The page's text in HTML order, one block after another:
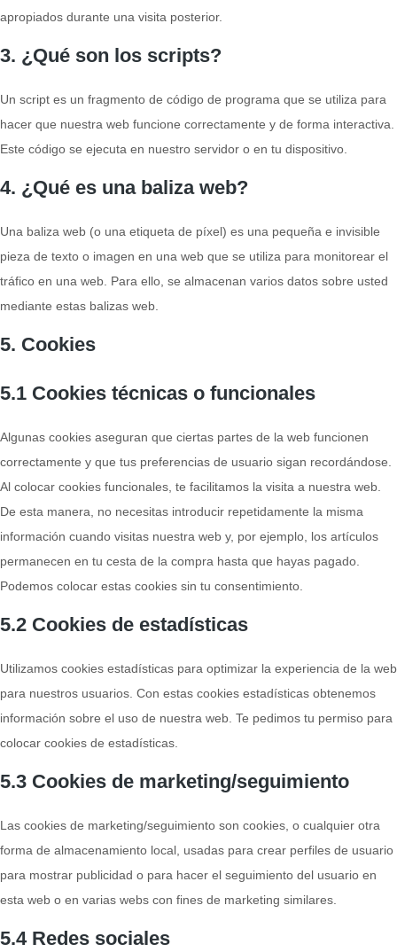
apropiados durante una visita posterior.
3. ¿Qué son los scripts?
Un script es un fragmento de código de programa que se utiliza para
hacer que nuestra web funcione correctamente y de forma interactiva.
Este código se ejecuta en nuestro servidor o en tu dispositivo.
4. ¿Qué es una baliza web?
Una baliza web (o una etiqueta de píxel) es una pequeña e invisible
pieza de texto o imagen en una web que se utiliza para monitorear el
tráfico en una web. Para ello, se almacenan varios datos sobre usted
mediante estas balizas web.
5. Cookies
5.1 Cookies técnicas o funcionales
Algunas cookies aseguran que ciertas partes de la web funcionen
correctamente y que tus preferencias de usuario sigan recordándose.
Al colocar cookies funcionales, te facilitamos la visita a nuestra web.
De esta manera, no necesitas introducir repetidamente la misma
información cuando visitas nuestra web y, por ejemplo, los artículos
permanecen en tu cesta de la compra hasta que hayas pagado.
Podemos colocar estas cookies sin tu consentimiento.
5.2 Cookies de estadísticas
Utilizamos cookies estadísticas para optimizar la experiencia de la web
para nuestros usuarios. Con estas cookies estadísticas obtenemos
información sobre el uso de nuestra web. Te pedimos tu permiso para
colocar cookies de estadísticas.
5.3 Cookies de marketing/seguimiento
Las cookies de marketing/seguimiento son cookies, o cualquier otra
forma de almacenamiento local, usadas para crear perfiles de usuario
para mostrar publicidad o para hacer el seguimiento del usuario en
esta web o en varias webs con fines de marketing similares.
5.4 Redes sociales